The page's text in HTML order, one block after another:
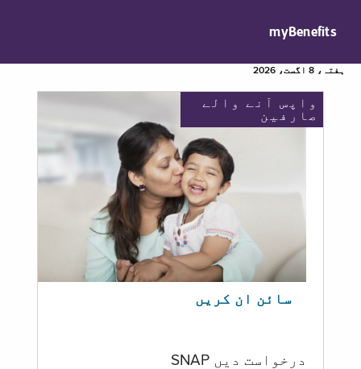
myBenefits
ہفتہ، 8 اگست، 2026
واپس آنے والے
صارفین
سائن ان کریں
درخواست دیں SNAP